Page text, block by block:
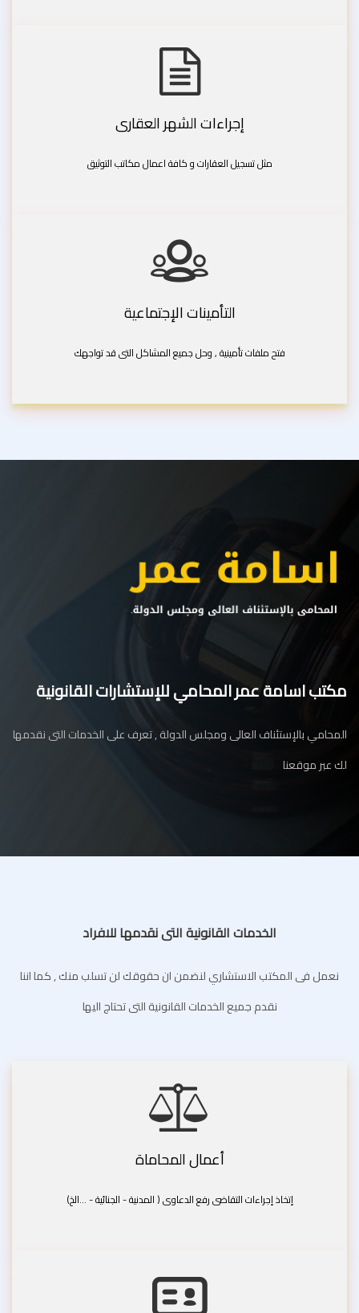
إجراءات الشهر العقارى
مثل تسجيل العقارات و كافة اعمال مكاتب التوثيق
التأمينات الإجتماعية
فتح ملفات تأمينية , وحل جميع المشاكل التى قد تواجهك
مكتب اسامة عمر المحامي للإستشارات القانونية
المحامي بالإستئناف العالى ومجلس الدولة , تعرف على الخدمات التى نقدمها
لك عبر موقعنا
الخدمات القانونية التى نقدمها للافراد
نعمل فى المكتب الاستشاري لنضمن ان حقوقك لن تسلب منك , كما اننا
نقدم جميع الخدمات القانونية التى تحتاج اليها
أعمال المحاماة
إتخاذ إجراءات التقاضى رفع الدعاوى ( المدنية - الجنائية - ...الخ)